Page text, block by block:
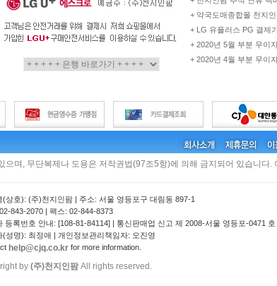
+ 약국도매종합몰 천지
+ LG 유플러스 PG 결제
+ 2020년 5월 부분 무이
+ 2020년 4월 부분 무이
며, 무단복제나 도용은 저작권법(97조5항)에 의해 금지되어 있습니다.
(상호): (주)천지인팜 | 주소: 서울 영등포구 대림동 897-1
843-2070 | 팩스: 02-844-8373
등록번호 안내: [108-81-84114] | 통신판매업 신고 제 2008-서울 영등포-0471 호
(성명): 최정애 | 개인정보관리책임자: 오진영
help@cjq.co.kr for more information.
by (주)천지인팜 All rights reserved.